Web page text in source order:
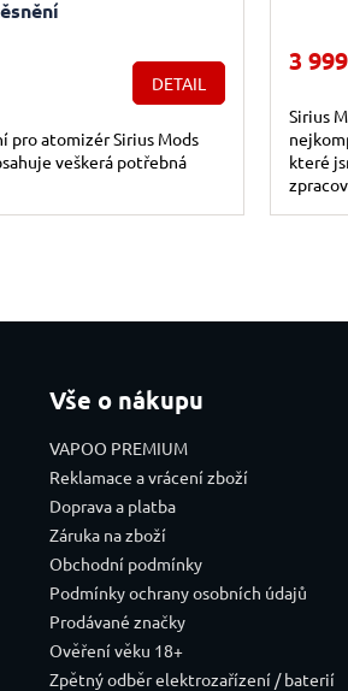
DETAIL
pro atomizér Sirius Mods
veškerá potřebná
3
Sirius
které
Vše o nákupu
VAPOO PREMIUM
Reklamace a vrácení zboží
Doprava a platba
Záruka na zboží
Obchodní podmínky
Podmínky ochrany osobních údajů
Prodávané značky
Ověření věku 18+
Zpětný odběr elektrozařízení / baterií